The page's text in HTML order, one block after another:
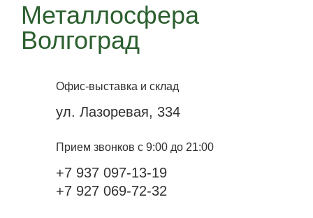
Металлосфера
Волгоград
Офис-выставка и склад
ул. Лазоревая, 334
Прием звонков с 9:00 до 21:00
+7 937 097-13-19
+7 927 069-72-32